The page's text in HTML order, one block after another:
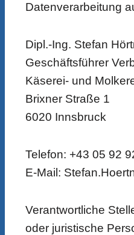
Datenverarbeitung
Dipl.-Ing. Stefan
Geschäftsführer
Käserei- und
Brixner Straße 1
6020 Innsbruck
Telefon: +43 05 92
E-Mail:
Verantwortliche
oder juristische